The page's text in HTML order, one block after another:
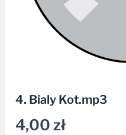
4. Bialy Kot.mp3
4,00zł